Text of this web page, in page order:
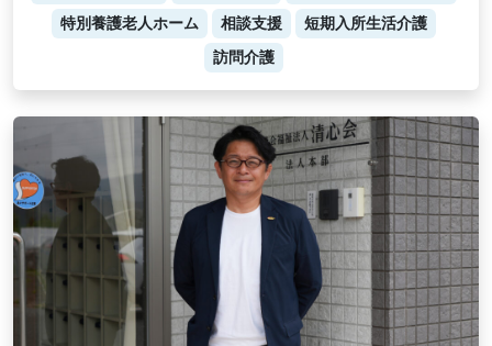
特別養護老人ホーム
相談支援
短期入所生活介護
訪問介護